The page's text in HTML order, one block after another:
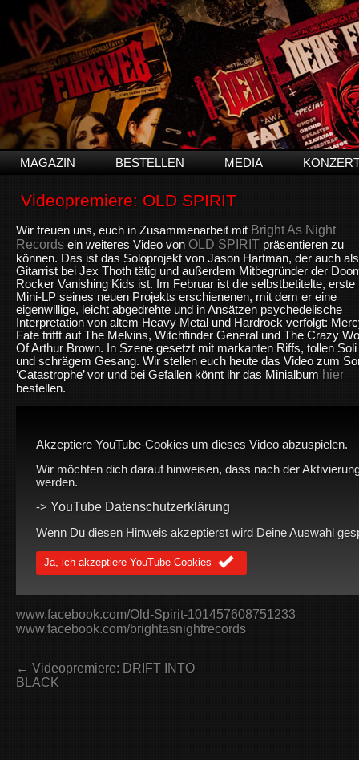
MAGAZIN BESTELLEN MEDIA
Videopremiere: OLD SPIRIT
Wir freuen uns, euch in Zusammenarbeit mit Bright As Night
Records ein weiteres Video von OLD SPIRIT präsentieren zu
können. Das ist das Soloprojekt von Jason Hartman, der auch als
Gitarrist bei Jex Thoth tätig und außerdem Mitbegründer der
Rocker Vanishing Kids ist. Im Februar ist die selbstbetitelte, erste
Mini-LP seines neuen Projekts erschienenen, mit dem er eine
eigenwillige, leicht abgedrehte und in Ansätzen psychedelische
Interpretation von altem Heavy Metal und Hardrock verfolgt:
Fate trifft auf The Melvins, Witchfinder General und The Crazy
Of Arthur Brown. In Szene gesetzt mit markanten Riffs, tollen Soli
und schrägem Gesang. Wir stellen euch heute das Video zum
‘Catastrophe’ vor und bei Gefallen könnt ihr das Minialbum hier
bestellen.
Akzeptiere YouTube-Cookies um dieses Video abzuspielen.
Wir möchten dich darauf hinweisen, dass nach der
werden.
-> YouTube Datenschutzerklärung
Wenn Du diesen Hinweis akzeptierst wird Deine Auswahl
Ja, ich akzeptiere YouTube Cookies
www.facebook.com/Old-Spirit-101457608751233
www.facebook.com/brightasnightrecords
← Videopremiere: DRIFT INTO
BLACK